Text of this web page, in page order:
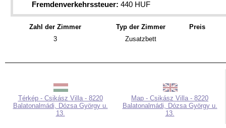
Fremdenverkehrssteuer: 440 HUF
Zahl der Zimmer Typ der Zimmer
Preis
3
Zusatzbett
Térkép - Csikász Villa - 8220
Balatonalmádi, Dózsa György u.
13.
Map - Csikász Villa - 8220
Balatonalmádi, Dózsa György u.
13.